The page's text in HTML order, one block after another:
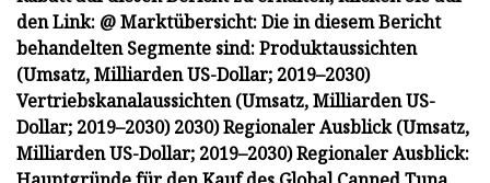
den Link: @ Marktübersicht: Die in diesem Bericht
behandelten Segmente sind: Produktaussichten
(Umsatz, Milliarden US-Dollar; 2019–2030)
Vertriebskanalaussichten (Umsatz, Milliarden US-
Dollar; 2019–2030) 2030) Regionaler Ausblick (Umsatz,
Milliarden US-Dollar; 2019–2030) Regionaler Ausblick: